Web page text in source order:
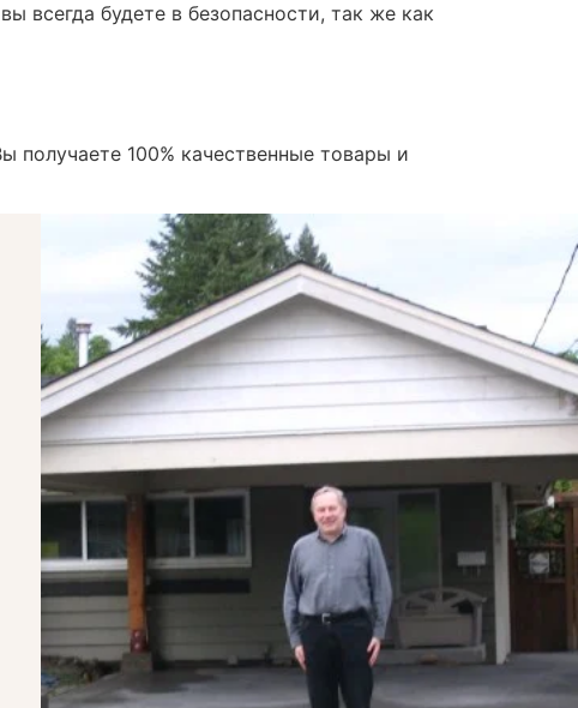
всегда будете в безопасности, так же как
получаете 100% качественные товары и